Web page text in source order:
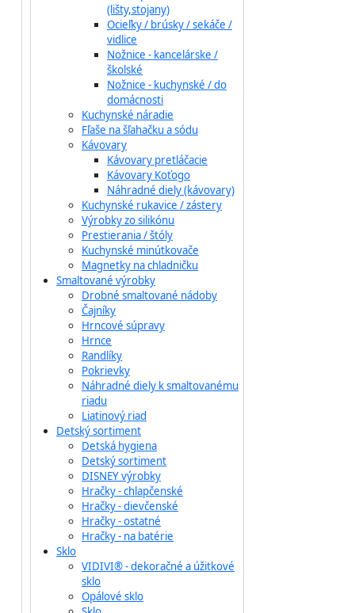
(lišty,stojany)
Ocieľky / brúsky / sekáče /
vidlice
Nožnice - kancelárske /
školské
Nožnice - kuchynské / do
domácnosti
Kuchynské náradie
Fľaše na šľahačku a sódu
Kávovary
Kávovary pretláčacie
Kávovary Koťogo
Náhradné diely (kávovary)
Kuchynské rukavice / zástery
Výrobky zo silikónu
Prestierania / štóly
Kuchynské minútkovače
Magnetky na chladničku
Smaltované výrobky
Drobné smaltované nádoby
Čajníky
Hrncové súpravy
Hrnce
Randlíky
Pokrievky
Náhradné diely k smaltovanému
riadu
Liatinový riad
Detský sortiment
Detská hygiena
Detský sortiment
DISNEY výrobky
Hračky - chlapčenské
Hračky - dievčenské
Hračky - ostatné
Hračky - na batérie
Sklo
VIDIVI® - dekoračné a úžitkové
sklo
Opálové sklo